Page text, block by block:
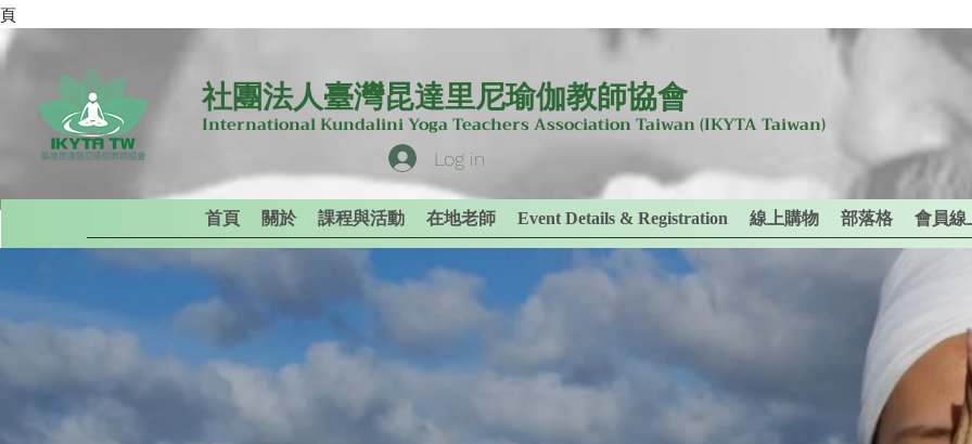
社團法人臺灣昆達里尼瑜伽教師協會
International Kundalini Yoga Teachers Association Taiwan(IKYTA Taiwan)
Log in
首頁 關於 課程與活動 在地老師 Event Details & Registration 線上購物 部落格 會員線